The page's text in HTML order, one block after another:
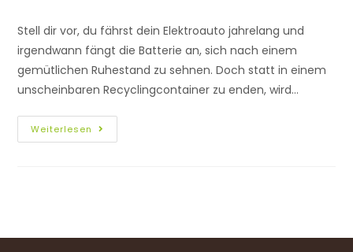
Stell dir vor, du fährst dein Elektroauto jahrelang und
irgendwann fängt die Batterie an, sich nach einem
gemütlichen Ruhestand zu sehnen. Doch statt in einem
unscheinbaren Recyclingcontainer zu enden, wird…
Weiterlesen